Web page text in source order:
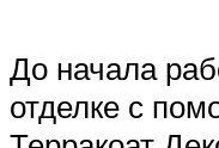
До начала
отделке с